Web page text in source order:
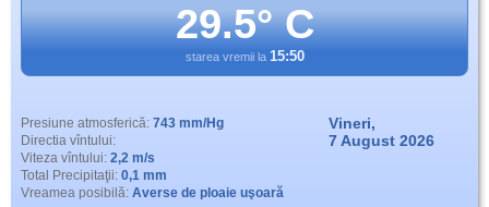
29.5° C
starea vremii la 15:50
Presiune atmosferică: 743 mm/Hg
Directia vîntului:
Viteza vîntului: 2,2 m/s
Total Precipitaţii: 0,1 mm
Vreamea posibilă: Averse de ploaie uşoară
Vineri,
7 August 2026